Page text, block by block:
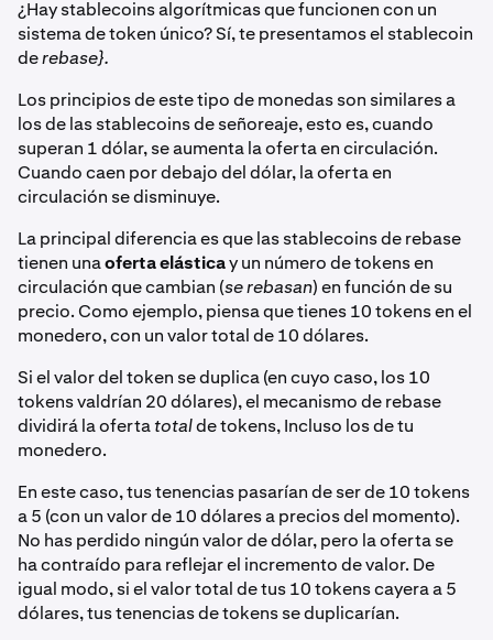
¿Hay stablecoins algorítmicas que funcionen con un
sistema de token único? Sí, te presentamos el stablecoin
derebase}.
Los principios de este tipo de monedas son similares a
los de las stablecoins de señoreaje, esto es, cuando
superan 1 dólar, se aumenta la oferta en circulación.
Cuando caen por debajo del dólar, la oferta en
circulación se disminuye.
La principal diferencia es que las stablecoins de rebase
tienen unaoferta elásticay un número de tokens en
circulación que cambian (se rebasan) en función de su
precio. Como ejemplo, piensa que tienes 10 tokens en el
monedero, con un valor total de 10 dólares.
Si el valor del token se duplica (en cuyo caso, los 10
tokens valdrían 20 dólares), el mecanismo de rebase
dividirá la ofertatotalde tokens, Incluso los de tu
monedero.
En este caso, tus tenencias pasarían de ser de 10 tokens
a 5 (con un valor de 10 dólares a precios del momento).
No has perdido ningún valor de dólar, pero la oferta se
ha contraído para reflejar el incremento de valor. De
igual modo, si el valor total de tus 10 tokens cayera a 5
dólares, tus tenencias de tokens se duplicarían.